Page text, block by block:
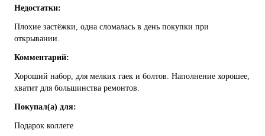
Недостатки:
Плохие застёжки, одна сломалась в день покупки при
открывании.
Комментарий:
Хороший набор, для мелких гаек и болтов. Наполнение хорошее,
хватит для большинства ремонтов.
Покупал(а) для:
Подарок коллеге